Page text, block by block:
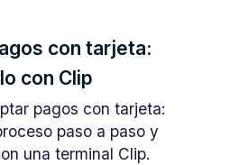
con tarjeta:
con Clip
pagos con tarjeta:
paso a paso y
una terminal Clip.